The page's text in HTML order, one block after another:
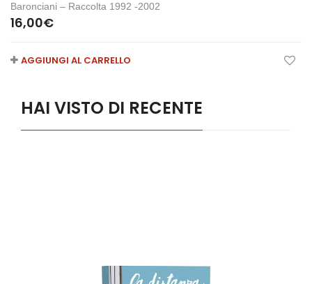
Baronciani – Raccolta 1992 -2002
16,00€
AGGIUNGI AL CARRELLO
HAI VISTO DI RECENTE